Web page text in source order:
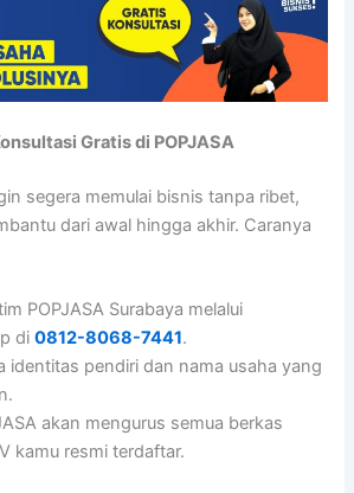
Gratis di POPJASA
segera memulai bisnis tanpa ribet,
dari awal hingga akhir. Caranya
POPJASA Surabaya melalui
di0812-8068-7441.
identitas pendiri dan nama usaha yang
akan mengurus semua berkas
kamu resmi terdaftar.